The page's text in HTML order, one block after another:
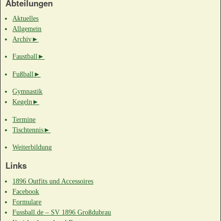
18:00
19:00
21:00
22:00
18:00
Abteilungen
Aktuelles
Allgemein
Archiv►
Faustball►
Fußball►
Gymnastik
Kegeln►
Termine
Tischtennis►
Weiterbildung
Links
1896 Outfits und Accessoires
Facebook
Formulare
Fussball.de – SV 1896 Großdubrau